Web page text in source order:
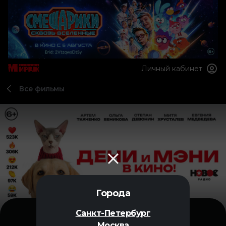
Города
Санкт-Петербург
Личный кабинет
Все фильмы